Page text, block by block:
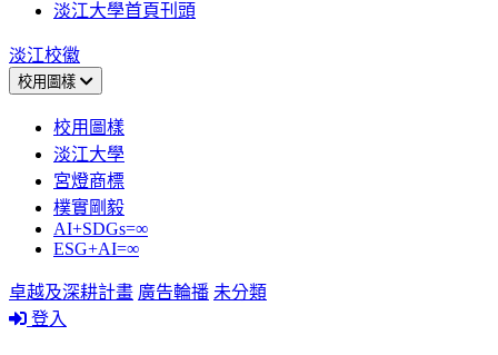
淡江大學首頁刊頭
淡江校徽
校用圖樣
校用圖樣
淡江大學
宮燈商標
樸實剛毅
AI+SDGs=∞
ESG+AI=∞
卓越及深耕計畫 廣告輪播 未分類
登入